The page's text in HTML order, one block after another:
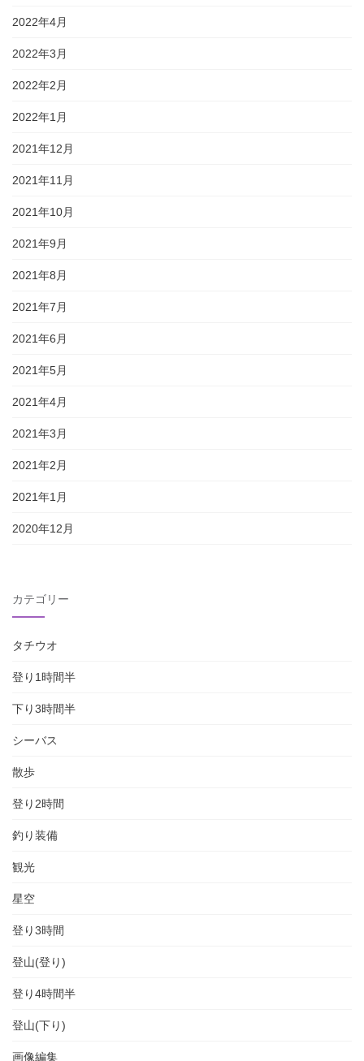
2022年4月
2022年3月
2022年2月
2022年1月
2021年12月
2021年11月
2021年10月
2021年9月
2021年8月
2021年7月
2021年6月
2021年5月
2021年4月
2021年3月
2021年2月
2021年1月
2020年12月
カテゴリー
タチウオ
登り1時間半
下り3時間半
シーバス
散歩
登り2時間
釣り装備
観光
星空
登り3時間
登山(登り)
登り4時間半
登山(下り)
画像編集